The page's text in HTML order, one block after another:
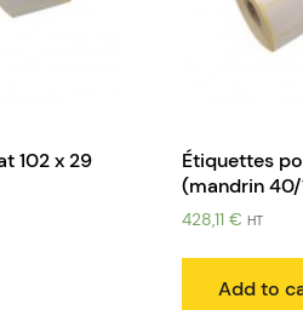
102 x 29
Étiquettes
(mandrin
428,11 € HT
Add to